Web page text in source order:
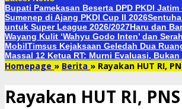
Bupati Pamekasan Beserta DPD PKDI
Sumenep di Ajang PKDI Cup II 2026
untuk Super League 2026/2027Haru dan
Wayang Kulit ‘Wahyu Godo Inten’ dan
MobilTimsus Kejaksaan Geledah Dua
Massal 12 Ketua RT: Murni Evaluasi, Bukan
Homepage » Berita » Rayakan HUT RI,
Rayakan HUT RI,